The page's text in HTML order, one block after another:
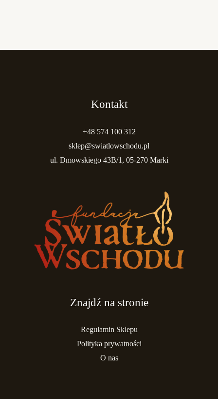
Kontakt
+48 574 100 312
sklep@swiatlowschodu.pl
ul. Dmowskiego 43B/1, 05-270 Marki
Znajdź na stronie
Regulamin Sklepu
Polityka prywatności
O nas